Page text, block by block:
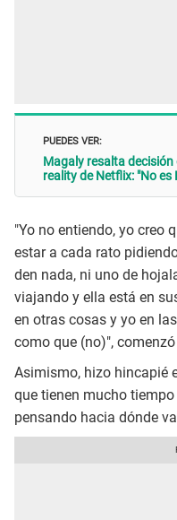
PUEDES VER:
Magaly resalta
reality de Netflix: "No es
"Yo no entiendo, yo creo
estar a cada rato
den nada, ni uno de
viajando y ella está en
en otras cosas y yo en
como que (no)",
Asimismo, hizo hincapié
que tienen mucho
pensando hacia dónde